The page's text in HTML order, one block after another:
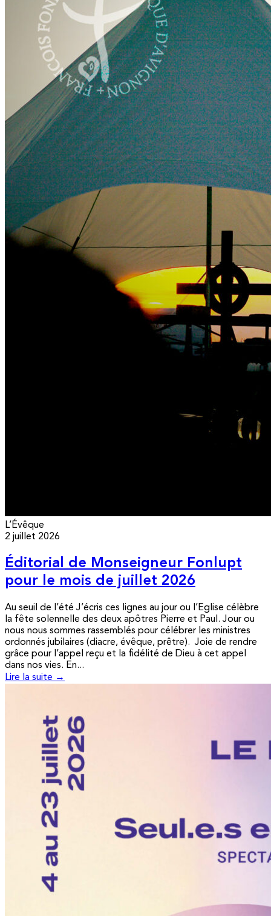
L’Évêque
2 juillet 2026
Éditorial de Monseigneur Fonlupt
pour le mois de juillet 2026
Au seuil de l’été J’écris ces lignes au jour ou l’Eglise célèbre
la fête solennelle des deux apôtres Pierre et Paul. Jour ou
nous nous sommes rassemblés pour célébrer les ministres
ordonnés jubilaires (diacre, évêque, prêtre). Joie de rendre
grâce pour l’appel reçu et la fidélité de Dieu à cet appel
dans nos vies. En...
Lire la suite →